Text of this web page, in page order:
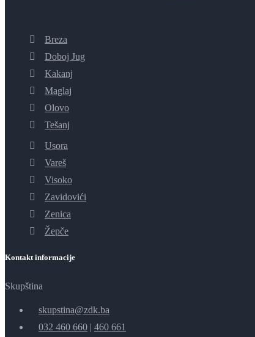
Breza
Doboj Jug
Kakanj
Maglaj
Olovo
Tešanj
Usora
Vareš
Visoko
Zavidovići
Zenica
Žepče
Kontakt informacije
Skupština
skupstina@zdk.ba
032 460 660 | 460 661